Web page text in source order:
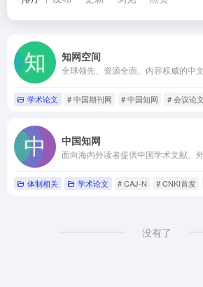
知网空间
全球领先、资源全面、内容权威的中文
学术论文 # 中国期刊网 # 中国知网 # 会议论文
中国知网
体制相关 学术论文 # CAJ-N # CNKI首发
没有了